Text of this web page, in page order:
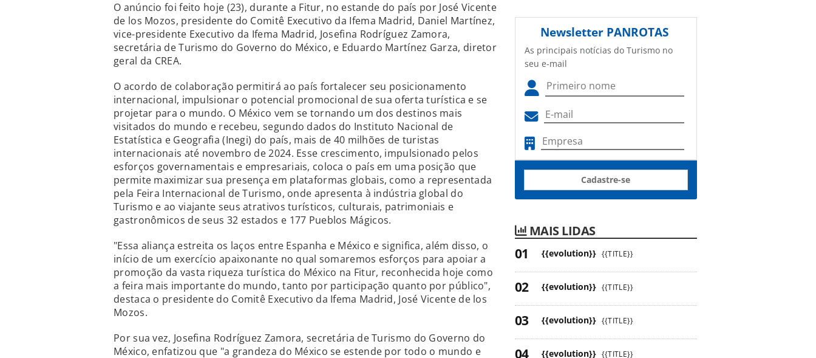
O anúncio foi feito hoje (23), durante a Fitur, no estande do país por José Vicente
de los Mozos, presidente do Comitê Executivo da Ifema Madrid, Daniel Martínez,
vice-presidente Executivo da Ifema Madrid, Josefina Rodríguez Zamora,
secretária de Turismo do Governo do México, e Eduardo Martínez Garza, diretor
geral da CREA.
O acordo de colaboração permitirá ao país fortalecer seu posicionamento
internacional, impulsionar o potencial promocional de sua oferta turística e se
projetar para o mundo. O México vem se tornando um dos destinos mais
visitados do mundo e recebeu, segundo dados do Instituto Nacional de
Estatística e Geografia (Inegi) do país, mais de 40 milhões de turistas
internacionais até novembro de 2024. Esse crescimento, impulsionado pelos
esforços governamentais e empresariais, coloca o país em uma posição que
permite maximizar sua presença em plataformas globais, como a representada
pela Feira Internacional de Turismo, onde apresenta à indústria global do
Turismo e ao viajante seus atrativos turísticos, culturais, patrimoniais e
gastronômicos de seus 32 estados e 177 Pueblos Mágicos.
"Essa aliança estreita os laços entre Espanha e México e significa, além disso, o
início de um exercício apaixonante no qual somaremos esforços para apoiar a
promoção da vasta riqueza turística do México na Fitur, reconhecida hoje como
a feira mais importante do mundo, tanto por participação quanto por público",
destaca o presidente do Comitê Executivo da Ifema Madrid, José Vicente de los
Mozos.
Por sua vez, Josefina Rodríguez Zamora, secretária de Turismo do Governo do
México, enfatizou que "a grandeza do México se estende por todo o mundo e
Newsletter PANROTAS
As principais notícias do Turismo no
seu e-mail
Cadastre-se
MAIS LIDAS
{{evolution}} {{TITLE}}
{{evolution}} {{TITLE}}
{{evolution}} {{TITLE}}
{{evolution}} {{TITLE}}